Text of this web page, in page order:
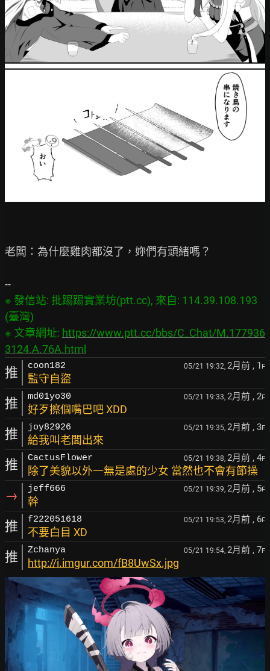
老闆：為什麼雞肉都沒了，妳們有頭緒嗎？
※ 發信站: 批踢踢實業坊(ptt.cc), 來自: 114.39.108.193
(臺灣)
※ 文章網址: https://www.ptt.cc/bbs/C_Chat/M.177936
3124.A.76A.html
推 coon182 05/21 19:32, 2月前 , 1 F
監守自盜
推 md01yo30 05/21 19:33, 2月前 , 2F
好歹擦個嘴巴吧 XDD
推 joy82926 05/21 19:35, 2月前 , 3F
給我叫老闆出來
推 CactusFlower 05/21 19:38, 2月前 , 4F
除了美貌以外一無是處的少女 當然也不會有節操
→ jeff666 05/21 19:39, 2月前 , 5F
幹
推 f222051618 05/21 19:53, 2月前 , 6F
不要白目 XD
推 Zchanya 05/21 19:54, 2月前 , 7F
http://i.imgur.com/fB8UwSx.jpg